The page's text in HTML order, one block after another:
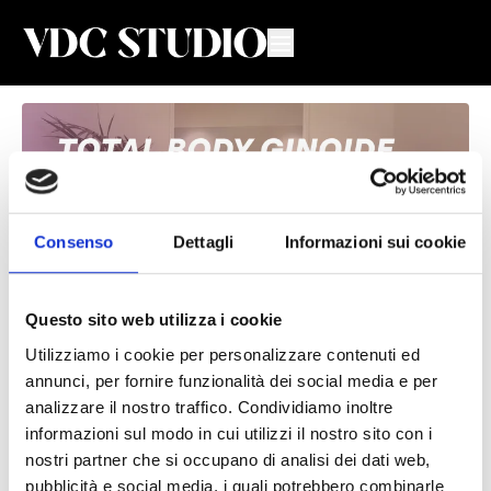
Consenso Dettagli Informazioni sui cookie
Questo sito web utilizza i cookie
Utilizziamo i cookie per personalizzare contenuti ed
annunci, per fornire funzionalità dei social media e per
analizzare il nostro traffico. Condividiamo inoltre
informazioni sul modo in cui utilizzi il nostro sito con i
nostri partner che si occupano di analisi dei dati web,
pubblicità e social media, i quali potrebbero combinarle
Total Body Ginoide #42
Lezione di Total Body per donne 🍐 con Valeria